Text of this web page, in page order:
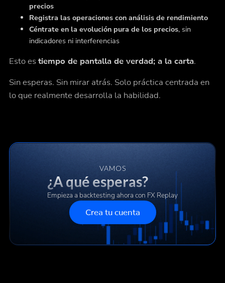
precios
Registra las operaciones con análisis de rendimiento
Céntrate en la evolución pura de los precios, sin
indicadores ni interferencias
Esto es tiempo de pantalla de verdad; a la carta.
Sin esperas. Sin mirar atrás. Solo práctica centrada en
lo que realmente desarrolla la habilidad.
VAMOS
¿A qué esperas?
Empieza a backtesting ahora con FX Replay
Crea tu cuenta